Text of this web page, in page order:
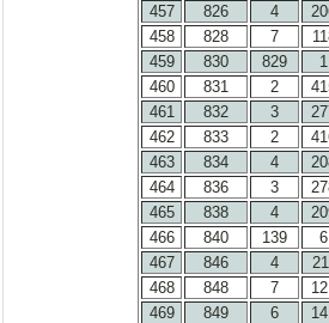
457
826 4
458
828 7
459
830 829 1
460
831 2
461
832 3
462
833 2
463
834 4
464
836 3
465
838 4
466
840 139 6
467
846 4
468
848 7
469
849 6